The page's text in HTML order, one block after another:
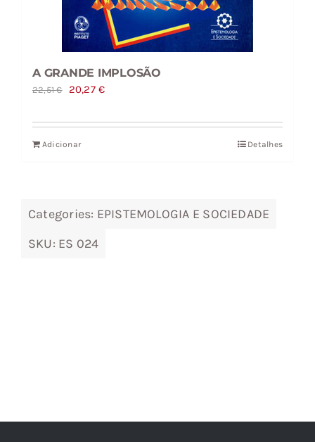
A GRANDE IMPLOSÃO
22,51€
O
original
era:
20,27€O
atual
Adicionar Detalhes
Categories: EPISTEMOLOGIA E SOCIEDADE
SKU: ES 024